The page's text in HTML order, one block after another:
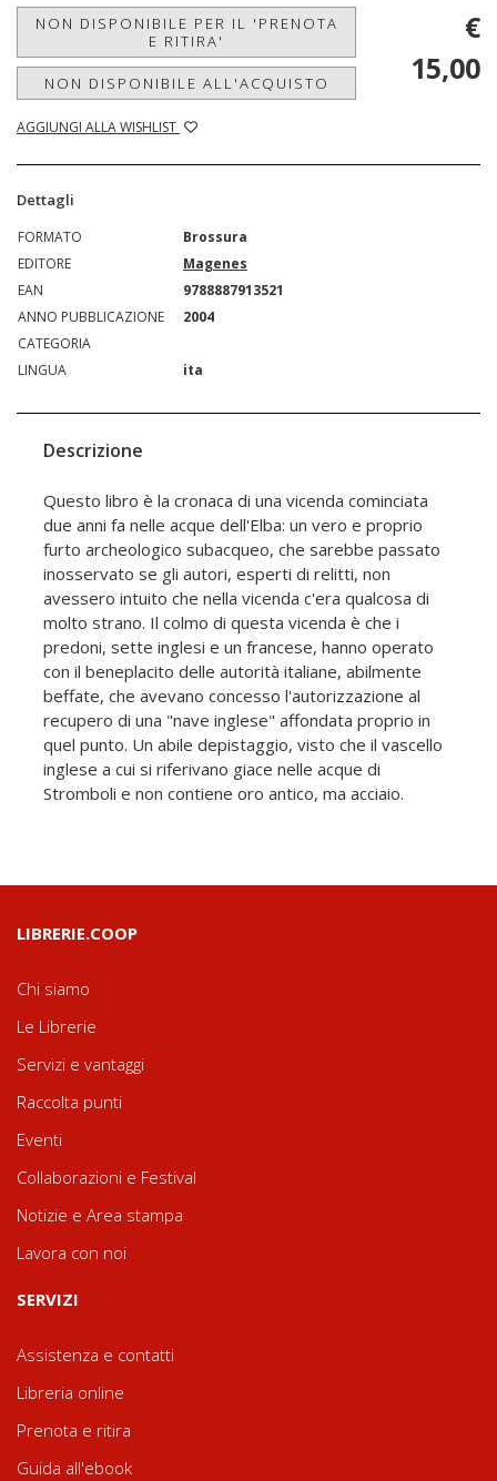
NON DISPONIBILE PER IL 'PRENOTA
E RITIRA'
NON DISPONIBILE ALL'ACQUISTO
AGGIUNGI ALLA WISHLIST
€
15,00
Dettagli
FORMATO
Brossura
EDITORE
Magenes
EAN
9788887913521
ANNO PUBBLICAZIONE
2004
CATEGORIA
LINGUA
ita
Descrizione
Questo libro è la cronaca di una vicenda cominciata
due anni fa nelle acque dell'Elba: un vero e proprio
furto archeologico subacqueo, che sarebbe passato
inosservato se gli autori, esperti di relitti, non
avessero intuito che nella vicenda c'era qualcosa di
molto strano. Il colmo di questa vicenda è che i
predoni, sette inglesi e un francese, hanno operato
con il beneplacito delle autorità italiane, abilmente
beffate, che avevano concesso l'autorizzazione al
recupero di una "nave inglese" affondata proprio in
quel punto. Un abile depistaggio, visto che il vascello
inglese a cui si riferivano giace nelle acque di
Stromboli e non contiene oro antico, ma acciaio.
LIBRERIE.COOP
Chi siamo
Le Librerie
Servizi e vantaggi
Raccolta punti
Eventi
Collaborazioni e Festival
Notizie e Area stampa
Lavora con noi
SERVIZI
Assistenza e contatti
Libreria online
Prenota e ritira
Guida all'ebook